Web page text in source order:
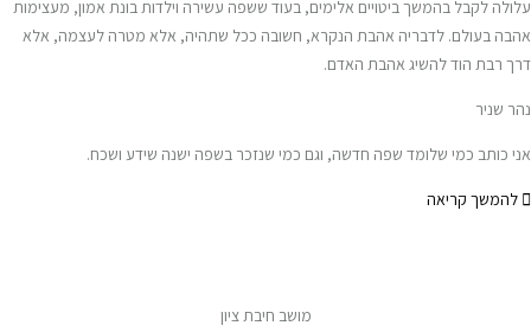
עלולה לקבל בהמשך ביטויים אלימים, בעוד ששפה עשירה וילדות בונת אמון, מעצימות
אהבה בעולם. לדבריה אהבת הנקרא, חשובה ככל שתהיה, אלא מטרה לעצמה, אלא
דרך רבת הוד להשיג אהבת האדם.
נהר שניר
אני כותב כמי שלומד שפה חדשה, וגם כמי שנזכר בשפה ישנה שידע ושכח.
להמשך קריאה
מושב חיבת ציון